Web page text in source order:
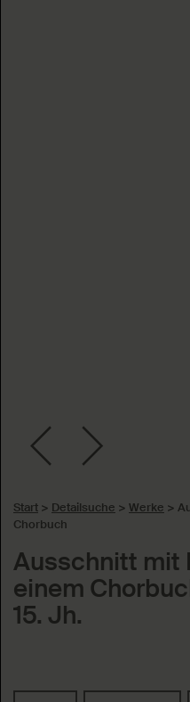
Start > Detailsuche > Werke >
Chorbuch
Ausschnitt mit
einem
15. Jh.
Schlagworte